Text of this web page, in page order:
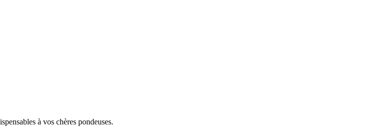
à vos chères pondeuses.